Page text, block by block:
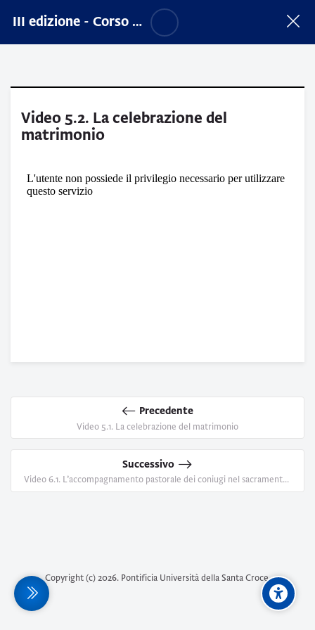
III edizione - Corso sull'accompagnamento sacerdotale nel Cammino matrimoniale
Video 5.2. La celebrazione del
matrimonio
Precedente
Video 5.1. La celebrazione del matrimonio
Successivo
Video 6.1. L’accompagnamento pastorale dei coniugi nel sacramento della Penitenza e nella direzione spirituale
Copyright (c)2026. Pontificia Università della Santa Croce.